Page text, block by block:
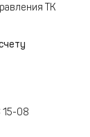
ТК
15-08